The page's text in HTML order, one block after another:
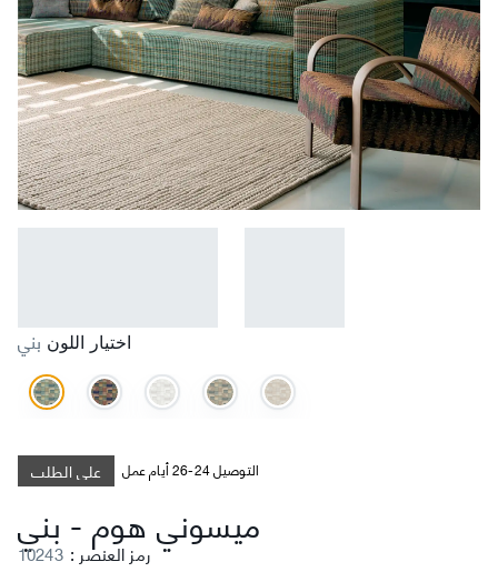
اختيار اللون بني
على الطلب التوصيل 24-26 أيام عمل
ميسوني هوم-
رمز العنصر :
10243